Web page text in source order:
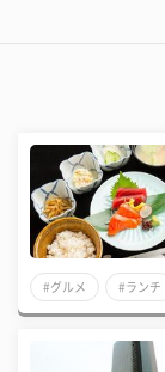
#グルメ #ランチ